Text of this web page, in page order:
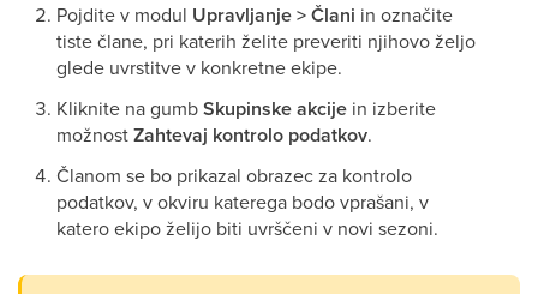
Pojdite v modul Upravljanje > Člani in označite
tiste člane, pri katerih želite preveriti njihovo željo
glede uvrstitve v konkretne ekipe.
Kliknite na gumbSkupinske akcije in izberite
možnostZahtevaj kontrolo podatkov.
Članom se bo prikazal obrazec za kontrolo
podatkov, v okviru katerega bodo vprašani, v
katero ekipo želijo biti uvrščeni v novi sezoni.